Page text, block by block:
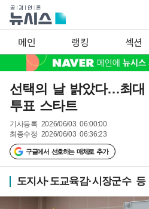
메인 랭킹 섹션
선택의 날 밝았다…최대
투표 스타트
기사등록 2026/06/03 06:00:00
최종수정 2026/06/03 06:36:23
구글에서 선호하는 매체로 추가
도지사·도교육감·시장군수